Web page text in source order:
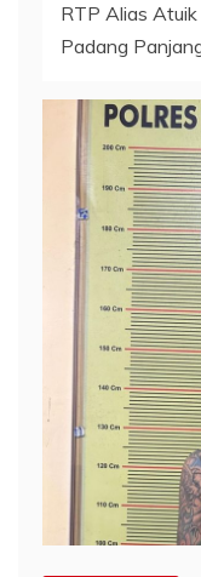
RTP Alias
Padang